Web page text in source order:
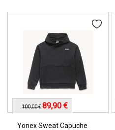
Yonex Sweat Capuche
100,00 € 89,90 €